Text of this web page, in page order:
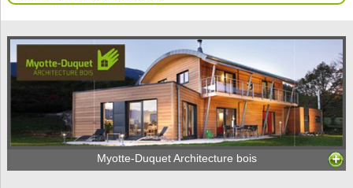
Myotte-Duquet Architecture bois